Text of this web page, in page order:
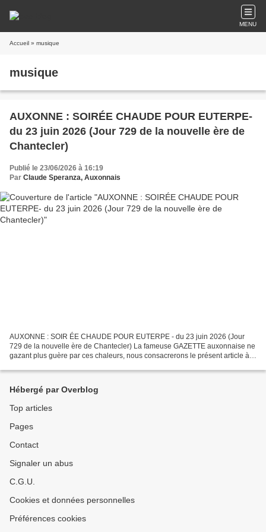
MENU
Accueil » musique
musique
AUXONNE : SOIRÉE CHAUDE POUR EUTERPE-
du 23 juin 2026 (Jour 729 de la nouvelle ère de
Chantecler)
Publié le 23/06/2026 à 16:19
Par Claude Speranza, Auxonnais
AUXONNE : SOIR ÉE CHAUDE POUR EUTERPE - du 23 juin 2026 (Jour
729 de la nouvelle ère de Chantecler) La fameuse GAZETTE auxonnaise ne
gazant plus guère par ces chaleurs, nous consacrerons le présent article à
Hébergé par Overblog
Top articles
Pages
Contact
Signaler un abus
C.G.U.
Cookies et données personnelles
Préférences cookies